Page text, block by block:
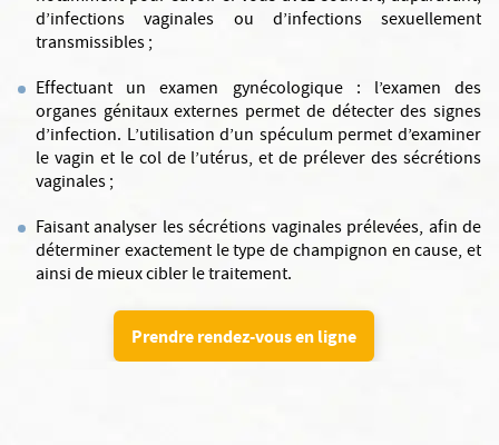
d’infections vaginales ou d’infections sexuellement
transmissibles ;
Effectuant un examen gynécologique : l’examen des
organes génitaux externes permet de détecter des signes
d’infection. L’utilisation d’un spéculum permet d’examiner
le vagin et le col de l’utérus, et de prélever des sécrétions
vaginales ;
Faisant analyser les sécrétions vaginales prélevées, afin de
déterminer exactement le type de champignon en cause, et
ainsi de mieux cibler le traitement.
Prendre rendez-vous en ligne